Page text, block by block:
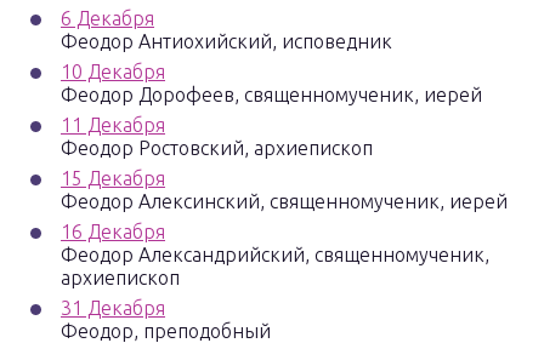
6 Декабря
Феодор Антиохийский, исповедник
10 Декабря
Феодор Дорофеев, священномученик, иерей
11 Декабря
Феодор Ростовский, архиепископ
15 Декабря
Феодор Алексинский, священномученик, иерей
16 Декабря
Феодор Александрийский, священномученик,
архиепископ
31 Декабря
Феодор, преподобный